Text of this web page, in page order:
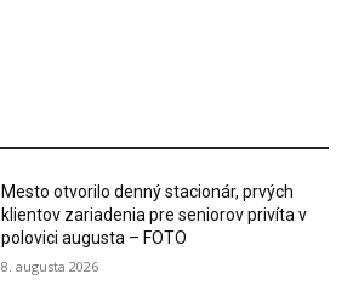
Mesto otvorilo denný stacionár, prvých
klientov zariadenia pre seniorov privíta v
polovici augusta – FOTO
8. augusta 2026